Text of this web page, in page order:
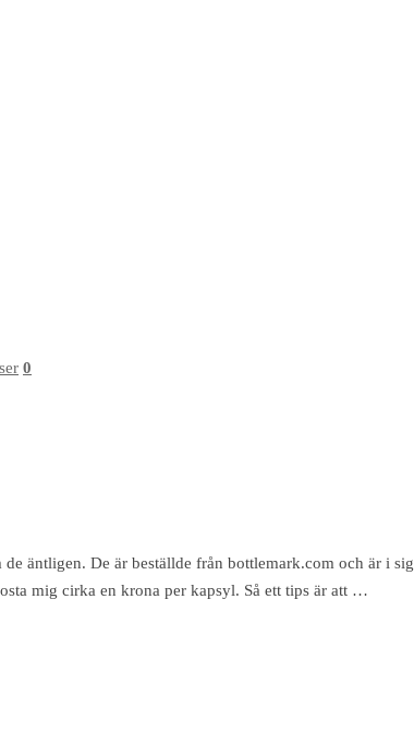
0
äntligen. De är beställde från bottlemark.com och är i sig
mig cirka en krona per kapsyl. Så ett tips är att …